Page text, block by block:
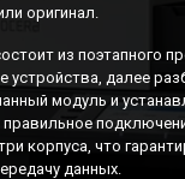
оригинал.
из поэтапного
устройства, далее
модуль и
корпуса, что
данных.